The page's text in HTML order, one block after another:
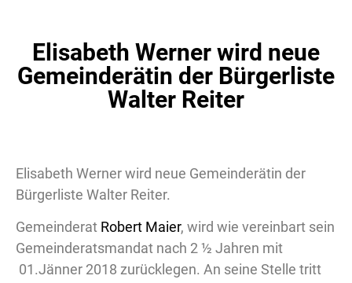
Elisabeth Werner wird neue
Gemeinderätin der Bürgerliste
Walter Reiter
Elisabeth Werner wird neue Gemeinderätin der
Bürgerliste Walter Reiter.
Gemeinderat Robert Maier, wird wie vereinbart sein
Gemeinderatsmandat nach 2 ½ Jahren mit
01.Jänner 2018 zurücklegen. An seine Stelle tritt